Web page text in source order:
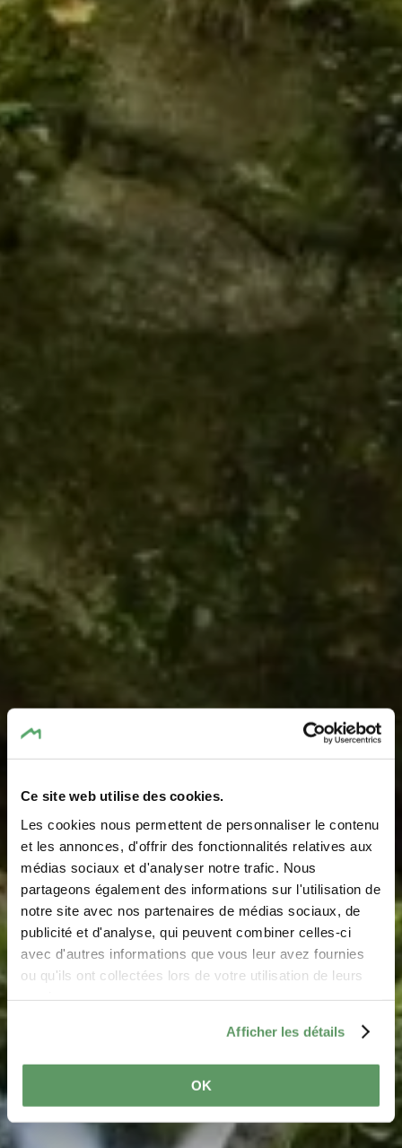
Ce site web utilise des cookies.
Les cookies nous permettent de personnaliser le contenu
et les annonces, d'offrir des fonctionnalités relatives aux
médias sociaux et d'analyser notre trafic. Nous
partageons également des informations sur l'utilisation de
notre site avec nos partenaires de médias sociaux, de
publicité et d'analyse, qui peuvent combiner celles-ci
avec d'autres informations que vous leur avez fournies
ou qu'ils ont collectées lors de votre utilisation de leurs
Afficher les détails
OK
Mëllerdall UNESCO
Global Geopark
Waar? 8, rue de l'Auberge, L-6315 Beaufort